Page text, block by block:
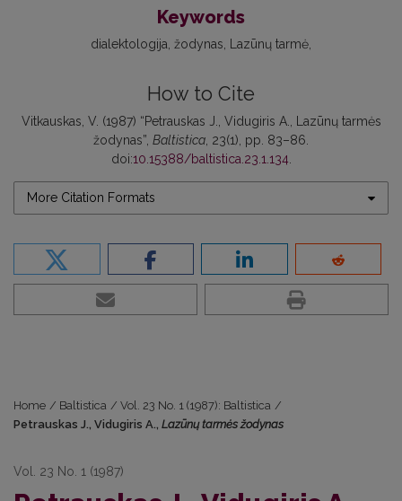
Keywords
dialektologija žodynas Lazūnų tarmė
How to Cite
Vitkauskas, V. (1987) “Petrauskas J., Vidugiris A., Lazūnų tarmės
žodynas”, Baltistica , 23(1), pp. 83–86.
doi:10.15388/baltistica.23.1.134.
More Citation Formats
Home / Baltistica / Vol. 23 No. 1 (1987): Baltistica /
Petrauskas J., Vidugiris A., Lazūnų tarmės žodynas
Vol. 23 No. 1 (1987)